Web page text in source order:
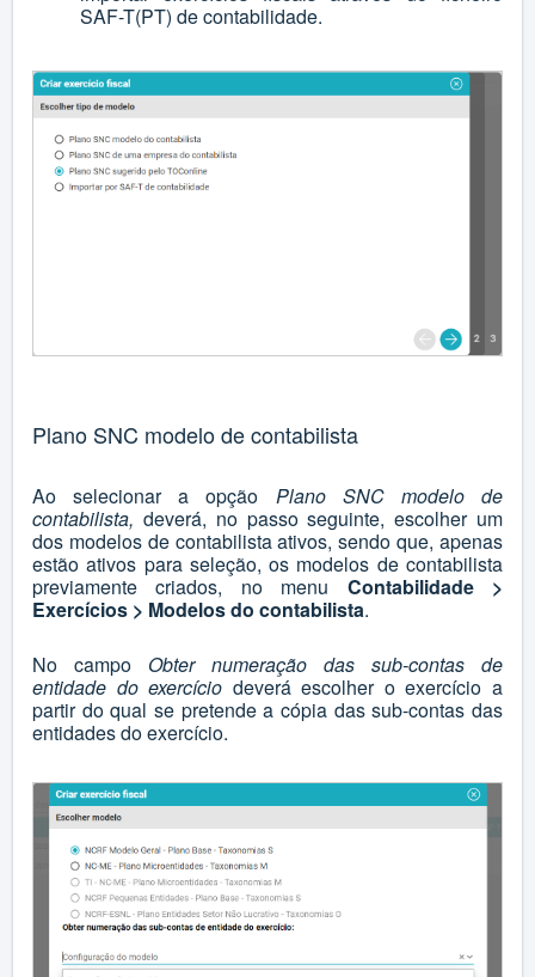
SAF-T(PT) de contabilidade.
Plano SNC modelo de contabilista
Ao selecionar a opção Plano SNC modelo de
contabilista, deverá, no passo seguinte, escolher um
dos modelos de contabilista ativos, sendo que, apenas
estão ativos para seleção, os modelos de contabilista
previamente criados, no menu Contabilidade >
Exercícios > Modelos do contabilista.
No campo Obter numeração das sub-contas de
entidade do exercício deveráescolher o exercício a
partir do qual se pretende a cópia das sub-contas das
entidades do exercício.